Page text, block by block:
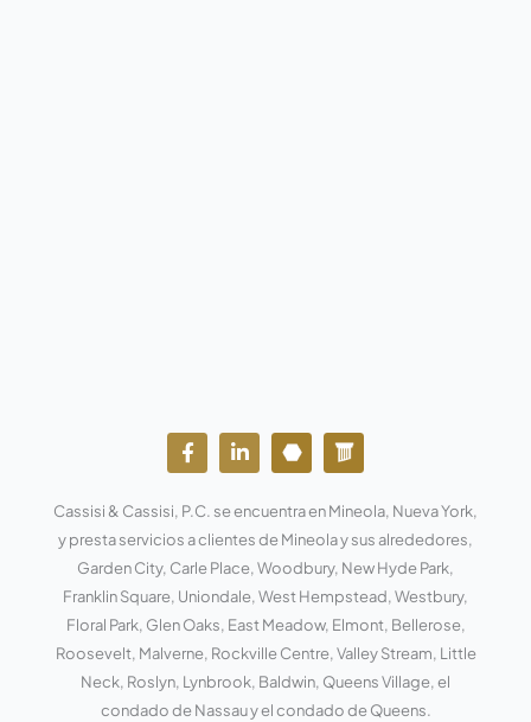
F
a
c
e
b
o
o
k
-
f
L
i
n
e
d
i
n
-
e
n
Y
o
u
t
u
b
e
W
o
r
d
p
r
e
s
s
Cassisi & Cassisi, P.C. se encuentra en Mineola, Nueva York,
y presta servicios a clientes de Mineola y sus alrededores,
Garden City, Carle Place, Woodbury, New Hyde Park,
Franklin Square, Uniondale, West Hempstead, Westbury,
Floral Park, Glen Oaks, East Meadow, Elmont, Bellerose,
Roosevelt, Malverne, Rockville Centre, Valley Stream, Little
Neck, Roslyn, Lynbrook, Baldwin, Queens Village, el
condado de Nassau y el condado de Queens.